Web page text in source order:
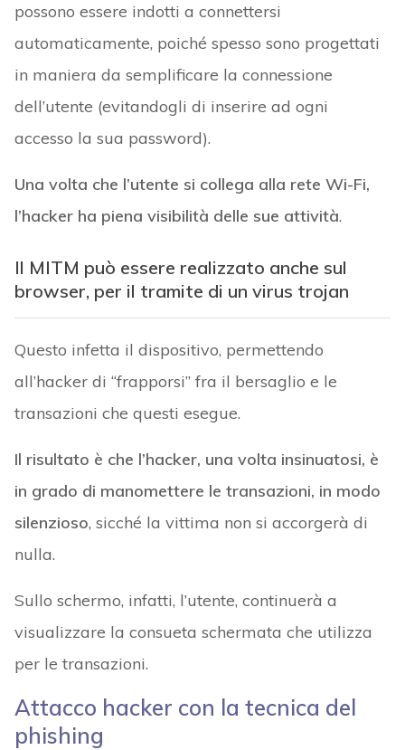
possono essere indotti a connettersi
automaticamente, poiché spesso sono progettati
in maniera da semplificare la connessione
dell’utente (evitandogli di inserire ad ogni
accesso la sua password).
Una volta che l’utente si collega alla rete Wi-Fi,
l’hacker ha piena visibilità delle sue attività.
Il MITM può essere realizzato anche sul
browser, per il tramite di un virus trojan
Questo infetta il dispositivo, permettendo
all’hacker di “frapporsi” fra il bersaglio e le
transazioni che questi esegue.
Il risultato è che l’hacker, una volta insinuatosi, è
in grado di manomettere le transazioni, in modo
silenzioso, sicché la vittima non si accorgerà di
nulla.
Sullo schermo, infatti, l’utente, continuerà a
visualizzare la consueta schermata che utilizza
per le transazioni.
Attacco hacker con la tecnica del
phishing